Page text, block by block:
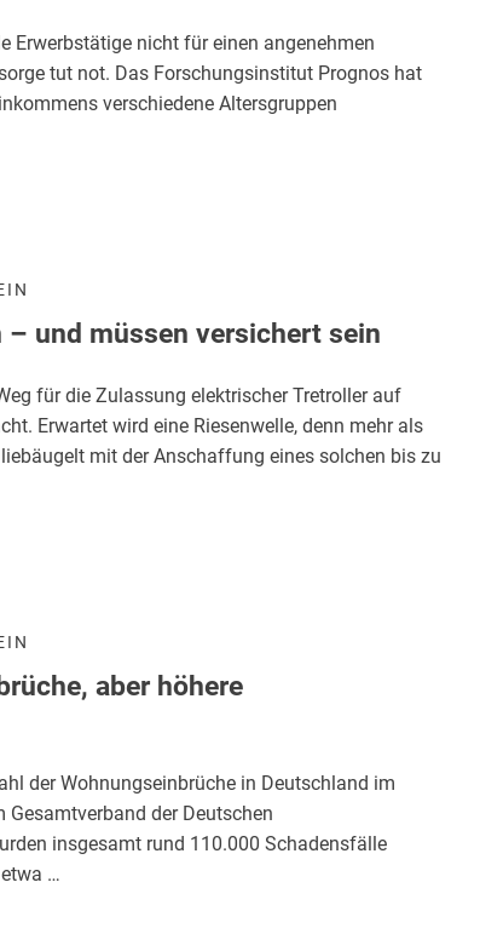
Erwerbstätige nicht für einen angenehmen
tut not. Das Forschungsinstitut Prognos hat
verschiedene Altersgruppen
– und müssen versichert sein
für die Zulassung elektrischer Tretroller auf
Erwartet wird eine Riesenwelle, denn mehr als
mit der Anschaffung eines solchen bis zu
aber höhere
der Wohnungseinbrüche in Deutschland im
Gesamtverband der Deutschen
insgesamt rund 110.000 Schadensfälle
…